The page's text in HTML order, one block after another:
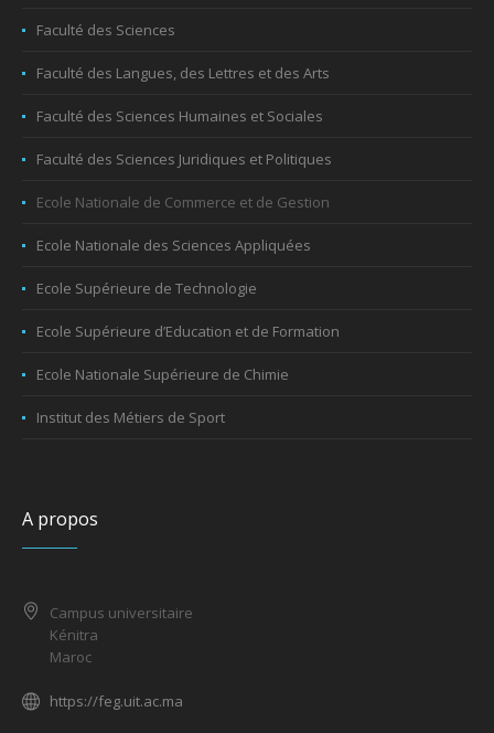
Faculté des Sciences
Faculté des Langues, des Lettres et des Arts
Faculté des Sciences Humaines et Sociales
Faculté des Sciences Juridiques et Politiques
Ecole Nationale de Commerce et de Gestion
Ecole Nationale des Sciences Appliquées
Ecole Supérieure de Technologie
Ecole Supérieure d’Education et de Formation
Ecole Nationale Supérieure de Chimie
Institut des Métiers de Sport
A propos
Campus universitaire
Kénitra
Maroc
https://feg.uit.ac.ma